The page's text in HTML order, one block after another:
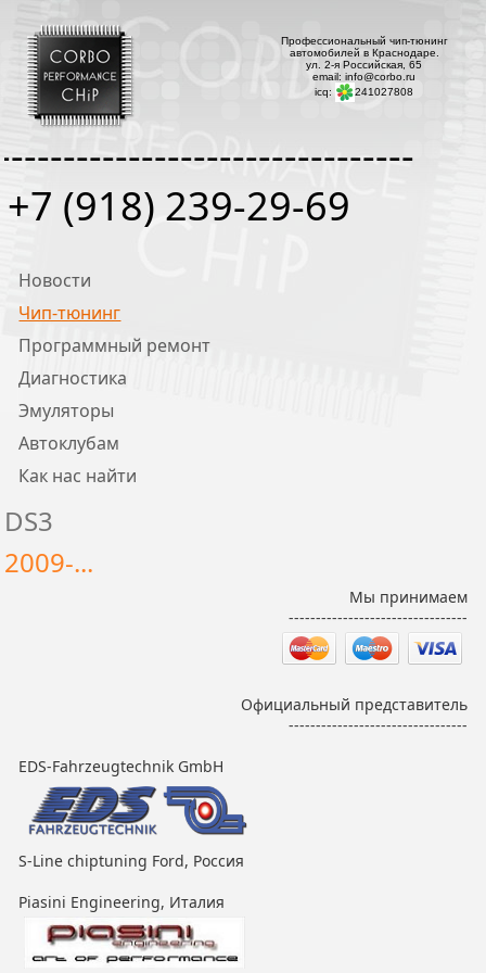
+7 (918) 239-29-69
Профессиональный чип-тюнинг
автомобилей в Краснодаре.
ул. 2-я Российская, 65
email: info@corbo.ru
icq:
241027808
Новости
Чип-тюнинг
Программный ремонт
Диагностика
Эмуляторы
Автоклубам
Как нас найти
DS3
2009-...
Мы принимаем
---------------------------------
Официальный представитель
---------------------------------
EDS-Fahrzeugtechnik GmbH
S-Line chiptuning Ford, Россия
Piasini Engineering, Италия